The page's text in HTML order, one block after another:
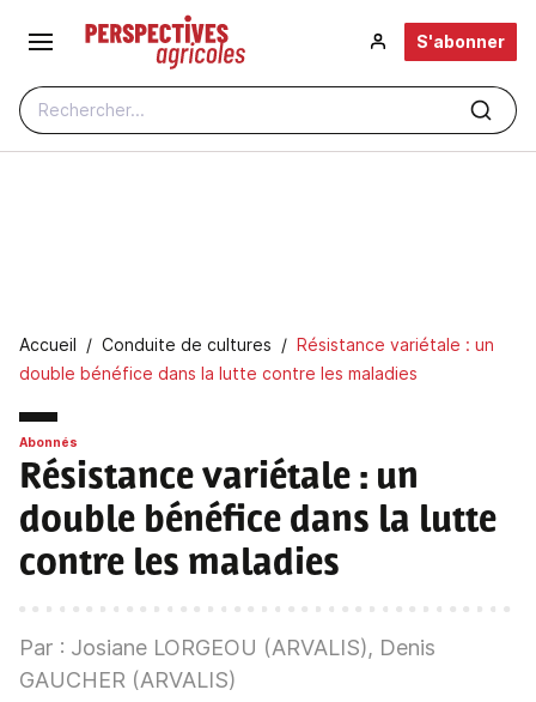
Aller au contenu principal
Rechercher...
S'abonner
Fil d'Ariane
Accueil Conduite de cultures
Résistance variétale : un
double bénéfice dans la lutte contre les maladies
Abonnés
Résistance variétale : un
double bénéfice dans la lutte
contre les maladies
Par : Josiane LORGEOU (ARVALIS), Denis
GAUCHER (ARVALIS)